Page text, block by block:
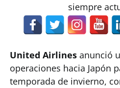
siempre
United Airlines anunció
operaciones hacia Japón
temporada de invierno,